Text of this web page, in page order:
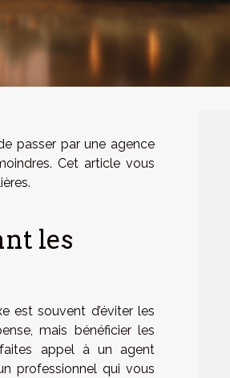
passer par une agence
Cet article vous
les
est souvent d’éviter les
mais bénéficier les
faites appel à un agent
professionnel qui vous